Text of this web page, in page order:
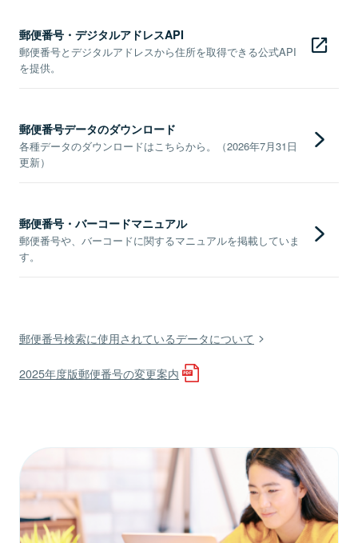
郵便番号・デジタルアドレスAPI
郵便番号とデジタルアドレスから住所を取得できる公式API
を提供。
郵便番号データのダウンロード
各種データのダウンロードはこちらから。（2026年7月31日
更新）
郵便番号・バーコードマニュアル
郵便番号や、バーコードに関するマニュアルを掲載していま
す。
郵便番号検索に使用されているデータについて
2025年度版郵便番号の変更案内